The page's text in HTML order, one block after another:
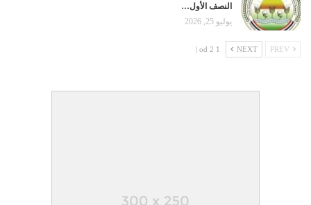
النصف الأول…
يوليو 25, 2026
NEXT
1 od 2 |